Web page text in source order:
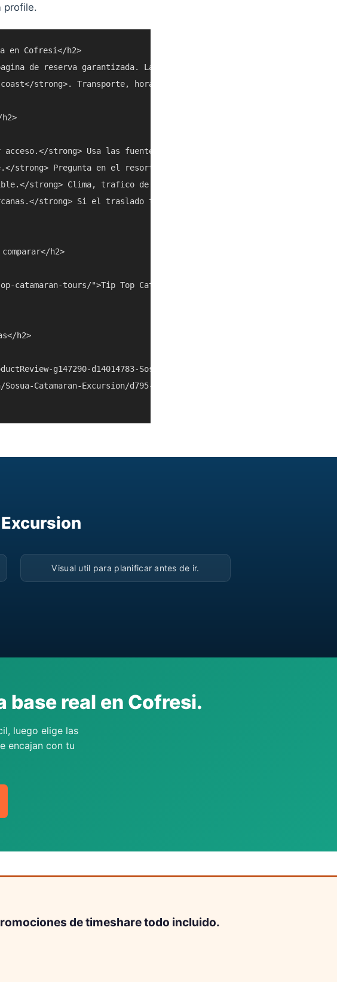
profile.
en Cofresi</h2>
de reserva garantizada. La meta es ayudarte a decidir si
coast</strong>. Transporte, horarios, clima, cruceros y acceso
strong> Usa las fuentes enlazadas y listados actuales antes
strong> Pregunta en el resort, con un taxi confiable o con el
strong> Clima, trafico de cruceros y cierres locales pueden
strong> Si el traslado toma mas de lo esperado, combinalo con
h2>
catamaran-tours/">Tip Top Catamaran Tours</a></li> <li><a href="/
h2>
g147290-d14014783-Sosua_Catamaran_Excursion-
Catamaran-Excursion/d795-69492P2" rel="nofollow noopener"
▶
Visual util para planificar antes de ir.
base real en Cofresi.
luego elige las
encajan con tu
de timeshare todo incluido.